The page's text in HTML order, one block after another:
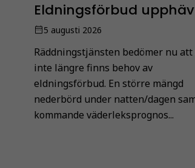
Eldningsförbud
5 augusti 2026
Räddningstjänsten bedömer nu att
inte längre finns behov av
eldningsförbud. En större mängd
nederbörd under natten/dagen
kommande väderleksprognos...